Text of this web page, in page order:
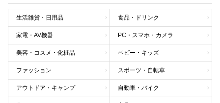
生活雑貨・日用品 食品・ドリンク
家電・AV機器 PC・スマホ・カメラ
美容・コスメ・化粧品 ベビー・キッズ
ファッション スポーツ・自転車
アウトドア・キャンプ 自動車・バイク